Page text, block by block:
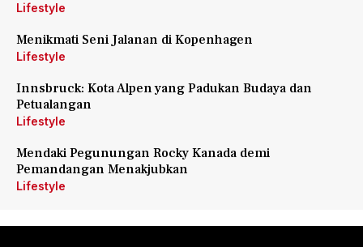
Lifestyle
Menikmati Seni Jalanan di Kopenhagen
Lifestyle
Innsbruck: Kota Alpen yang Padukan Budaya dan
Petualangan
Lifestyle
Mendaki Pegunungan Rocky Kanada demi
Pemandangan Menakjubkan
Lifestyle